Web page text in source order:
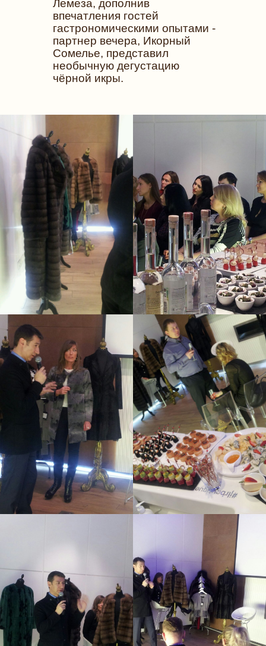
Лемеза, дополнив
впечатления гостей
гастрономическими опытами -
партнер вечера, Икорный
Сомелье, представил
необычную дегустацию
чёрной икры.